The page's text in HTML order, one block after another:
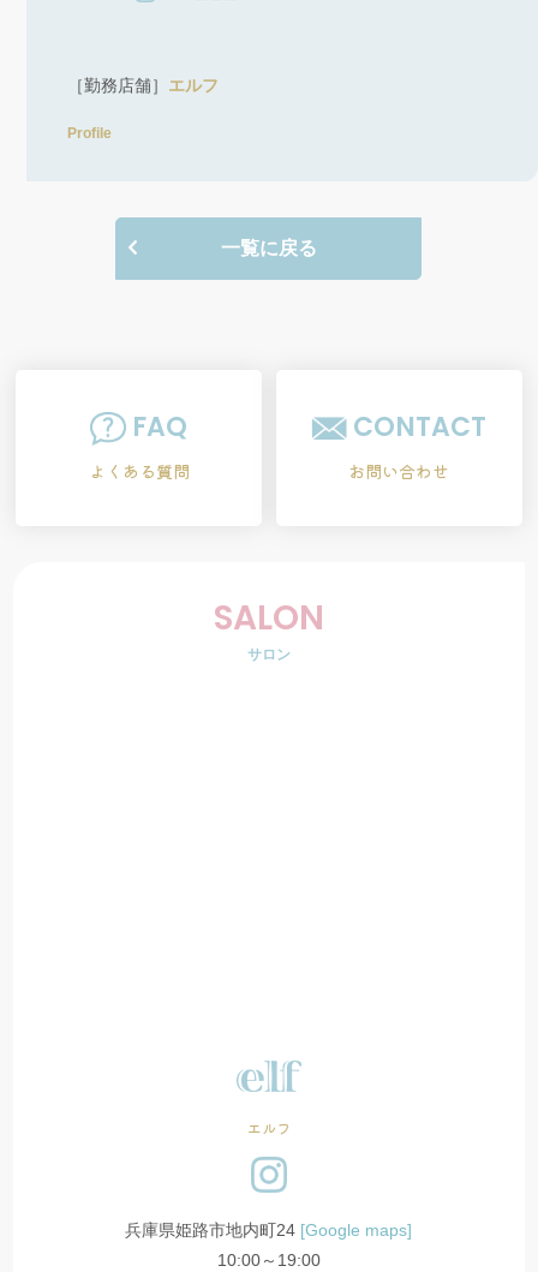
［勤務店舗］ エルフ
Profile
一覧に戻る
FAQ
よくある質問
CONTACT
お問い合わせ
SALON
サロン
エルフ
兵庫県姫路市地内町24 [Google maps]
10:00～19:00